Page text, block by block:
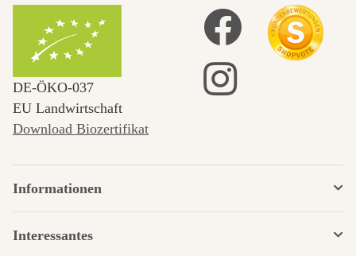
DE‑ÖKO‑037
EU Landwirtschaft
Download Biozertifikat
Informationen
Interessantes